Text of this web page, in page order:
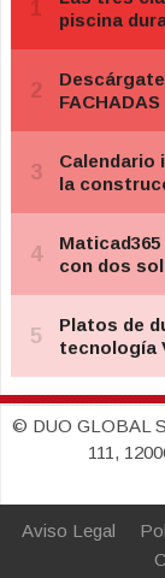
© DUO GLOBAL
111,
Aviso Legal